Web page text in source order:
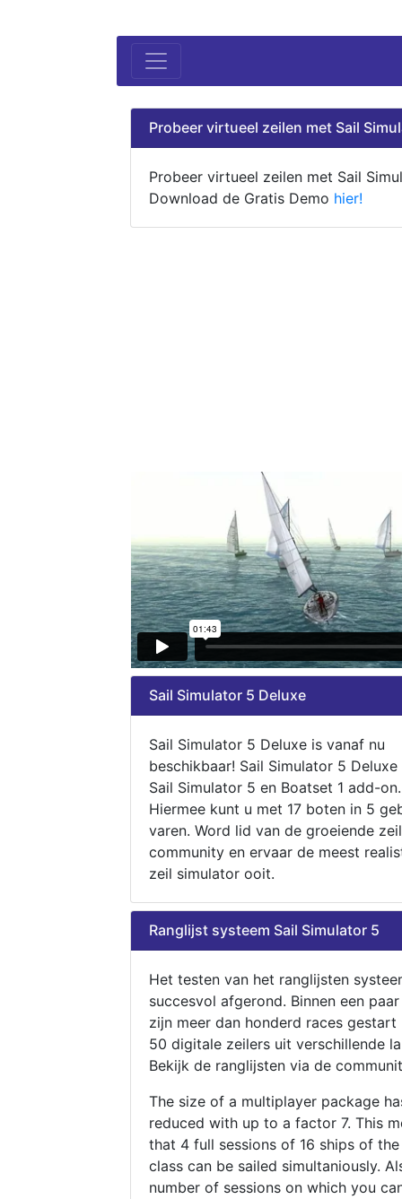
Probeer virtueel zeilen met Sail
Probeer virtueel zeilen met Sail
Download de Gratis Demo hier!
Sail Simulator 5 Deluxe
Sail Simulator 5 Deluxe is vanaf nu
beschikbaar! Sail Simulator 5
Sail Simulator 5 en Boatset 1 add-on.
Hiermee kunt u met 17 boten in 5
varen. Word lid van de groeiende zeil
community en ervaar de meest
zeil simulator ooit.
Ranglijst systeem Sail Simulator 5
Het testen van het ranglijsten
succesvol afgerond. Binnen een
zijn meer dan honderd races gestart
50 digitale zeilers uit verschillende
Bekijk de ranglijsten via de
The size of a multiplayer package
reduced with up to a factor 7. This
that 4 full sessions of 16 ships of
class can be sailed simultaniously.
number of sessions on which you